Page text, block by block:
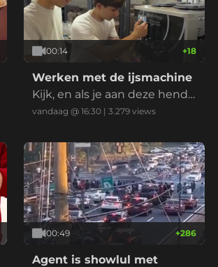
00:14 +18
Werken met de ijsmachine
Kijk, en als je aan deze hende
l trekt.....
vandaag @ 16:30 |3.279 views
00:49 +286
Agent is showlul met